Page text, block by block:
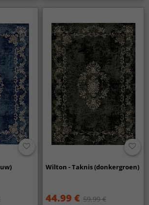
Wilton - Taknis (donkergroen)
44.99 € 59.99 €